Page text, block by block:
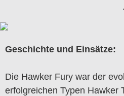
Geschichte und Einsätze:
Die Hawker Fury war der
erfolgreichen Typen Hawker